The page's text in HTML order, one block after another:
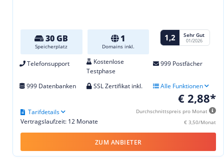
30 GB
Speicherplatz
1
Domains inkl.
1,2 Sehr Gut
01/2026
Telefonsupport
Kostenlose
Testphase
999 Postfächer
999 Datenbanken SSL Zertifikat inkl. Alle Funktionen
€ 2,88*
Durchschnittspreis pro Monat
€ 3,50/Monat
Vertragslaufzeit: 12 Monate
Tarifdetails
ZUM ANBIETER